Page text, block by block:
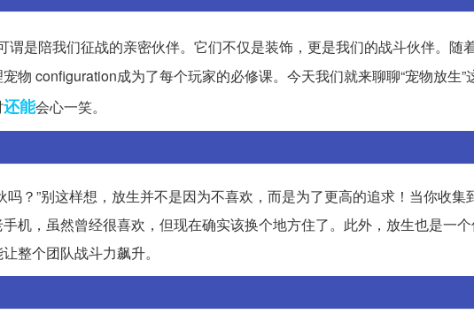
是陪我们征战的亲密伙伴。它们不仅是装饰，更是我们的战斗伙伴。随
物 configuration成为了每个玩家的必修课。今天我们就来聊聊“宠物放生”
还能会心一笑。
？”别这样想，放生并不是因为不喜欢，而是为了更高的追求！当你收集
机，虽然曾经很喜欢，但现在确实该换个地方住了。此外，放生也是一
整个团队战斗力飙升。